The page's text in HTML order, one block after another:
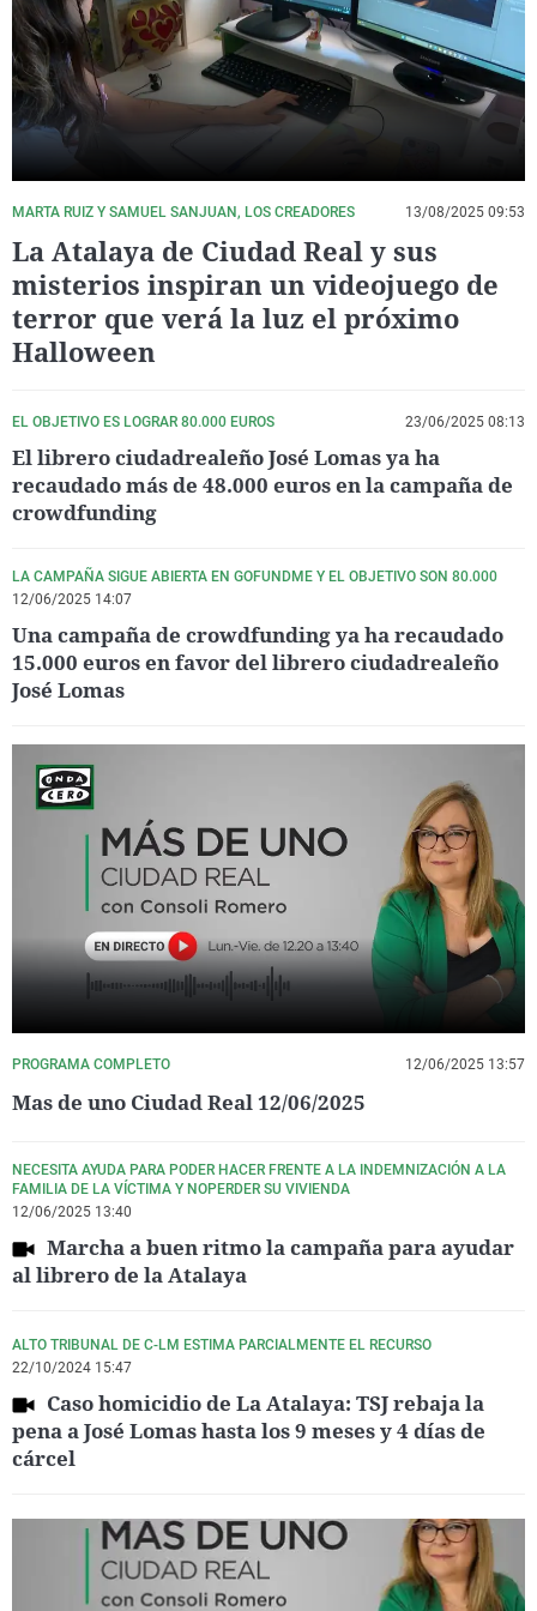
La rosa de los vientos
Gente viajera
Como el perro y el
Caso
Retornados
Equipo de
Operación Viuda
Extremadura
Galicia
La Rioja
Navarra
País Vasco
Virales
Televisión
Elecciones
MARTA RUIZ Y SAMUEL SANJUAN, LOS CREADORES 13/08/2025 09:53
La Atalaya de Ciudad Real y sus
misterios inspiran un videojuego de
terror que verá la luz el próximo
Halloween
EL OBJETIVO ES LOGRAR 80.000 EUROS 23/06/2025 08:13
El librero ciudadrealeño José Lomas ya ha
recaudado más de 48.000 euros en la campaña de
crowdfunding
LA CAMPAÑA SIGUE ABIERTA EN GOFUNDME Y EL OBJETIVO SON 80.000
12/06/2025 14:07
Una campaña de crowdfunding ya ha recaudado
15.000 euros en favor del librero ciudadrealeño
José Lomas
PROGRAMA COMPLETO 12/06/2025 13:57
Mas de uno Ciudad Real 12/06/2025
NECESITA AYUDA PARA PODER HACER FRENTE A LA INDEMNIZACIÓN A LA
FAMILIA DE LA VÍCTIMA Y NOPERDER SU VIVIENDA
12/06/2025 13:40
Marcha a buen ritmo la campaña para ayudar
al librero de la Atalaya
ALTO TRIBUNAL DE C-LM ESTIMA PARCIALMENTE EL RECURSO
22/10/2024 15:47
Caso homicidio de La Atalaya: TSJ rebaja la
pena a José Lomas hasta los 9 meses y 4 días de
cárcel